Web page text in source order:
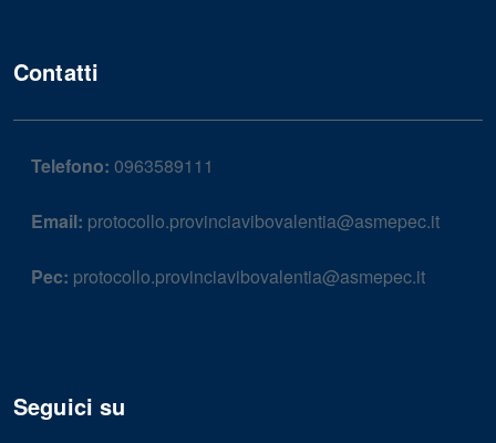
Contatti
Telefono: 0963589111
Email: protocollo.provinciavibovalentia@asmepec.it
Pec: protocollo.provinciavibovalentia@asmepec.it
Seguici su